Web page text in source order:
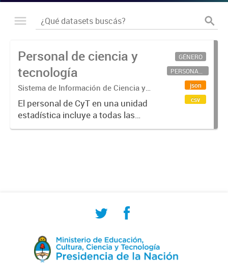
Personal de ciencia y
tecnología
Sistema de Información de Ciencia y
Tecnología Argentino (SICYTAR)
El personal de CyT en una unidad
estadística incluye a todas las
personas involucradas
GÉNERO
PERSONAL CIENTÍFICO-TECNOLÓGICO
json
csv